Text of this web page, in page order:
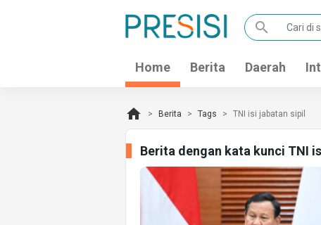
search
Home Berita Daerah
home Berita Tags TNI isi jabatan sipil
Berita dengan kata kunci TNI